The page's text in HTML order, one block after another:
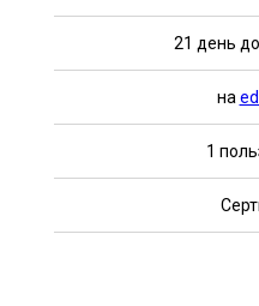
21 день
на
1